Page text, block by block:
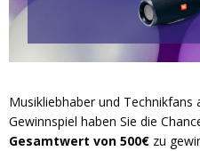
Musikliebhaber und Technikfans
Gewinnspiel haben Sie die
Gesamtwert von 500€ zu